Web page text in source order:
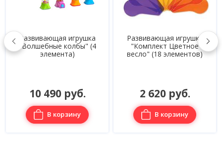
Развивающая игрушка
"Волшебные колбы" (4
элемента)
10 490 руб.
В корзину
Развивающая игрушка
"Комплект Цветное
весло" (18 элементов)
2 620 руб.
В корзину